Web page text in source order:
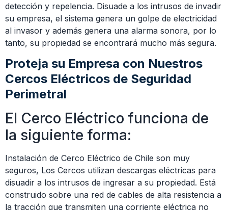
detección y repelencia. Disuade a los intrusos de invadir
su empresa, el sistema genera un golpe de electricidad
al invasor y además genera una alarma sonora, por lo
tanto, su propiedad se encontrará mucho más segura.
Proteja su Empresa con Nuestros
Cercos Eléctricos de Seguridad
Perimetral
El Cerco Eléctrico funciona de
la siguiente forma:
Instalación de Cerco Eléctrico de Chile son muy
seguros, Los Cercos utilizan descargas eléctricas para
disuadir a los intrusos de ingresar a su propiedad. Está
construido sobre una red de cables de alta resistencia a
la tracción que transmiten una corriente eléctrica no